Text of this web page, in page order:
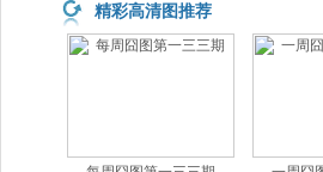
精彩高清图推荐